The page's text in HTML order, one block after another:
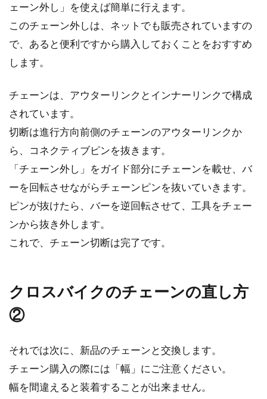
自転車でのイヤホン使用のルールを
を繰り返すサイクリストに講習が義務付けられ
クロスバイクのホイールの交換につ
いて
こんにちは、じてんしゃライターふくだです。
ある日のことです。にょんべた君が言いまし
た。...
火災保険で自転車の盗難対策が出来
新しく買った良い自転車を盗まれるのは嫌です
ね。保険も使えないし、大事にしなきゃ！とお
ェーン外し」を使えば簡単に行えます。
このチェーン外しは、ネットでも販売されていますの
で、あると便利ですから購入しておくことをおすすめ
します。
チェーンは、アウターリンクとインナーリンクで構成
されています。
切断は進行方向前側のチェーンのアウターリンクか
ら、コネクティブピンを抜きます。
「チェーン外し」をガイド部分にチェーンを載せ、バ
ーを回転させながらチェーンピンを抜いていきます。
ピンが抜けたら、バーを逆回転させて、工具をチェー
ンから抜き外します。
これで、チェーン切断は完了です。
クロスバイクのチェーンの直し方
②
それでは次に、新品のチェーンと交換します。
チェーン購入の際には「幅」にご注意ください。
幅を間違えると装着することが出来ません。